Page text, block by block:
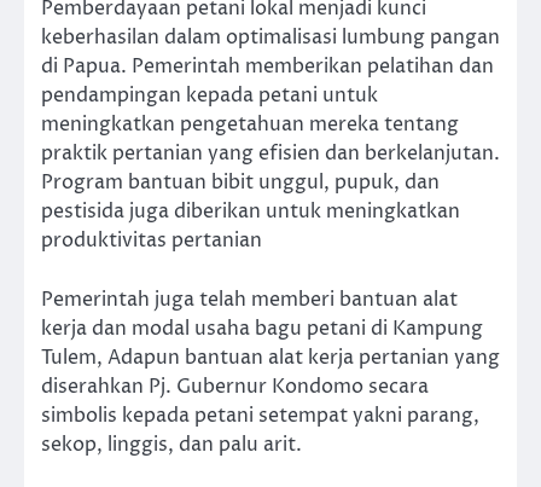
Pemberdayaan petani lokal menjadi kunci
keberhasilan dalam optimalisasi lumbung pangan
di Papua. Pemerintah memberikan pelatihan dan
pendampingan kepada petani untuk
meningkatkan pengetahuan mereka tentang
praktik pertanian yang efisien dan berkelanjutan.
Program bantuan bibit unggul, pupuk, dan
pestisida juga diberikan untuk meningkatkan
produktivitas pertanian
Pemerintah juga telah memberi bantuan alat
kerja dan modal usaha bagu petani di Kampung
Tulem, Adapun bantuan alat kerja pertanian yang
diserahkan Pj. Gubernur Kondomo secara
simbolis kepada petani setempat yakni parang,
sekop, linggis, dan palu arit.